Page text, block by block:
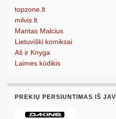
topzone.lt
milvis.lt
Mantas Malcius
Lietuviški komiksai
Aš ir Knyga
Laimės kūdikis
PREKIŲ PERSIUNTIMAS IŠ JAV